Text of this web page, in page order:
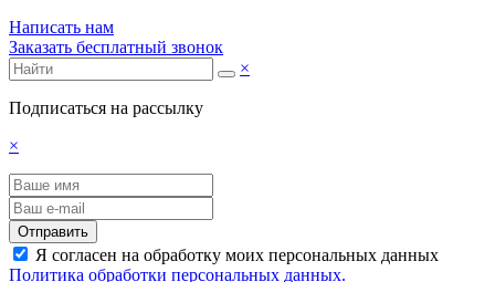
Написать нам
Заказать бесплатный звонок
×
Подписаться на рассылку
×
Отправить
Я согласен на обработку моих персональных данных
Политика обработки персональных данных.